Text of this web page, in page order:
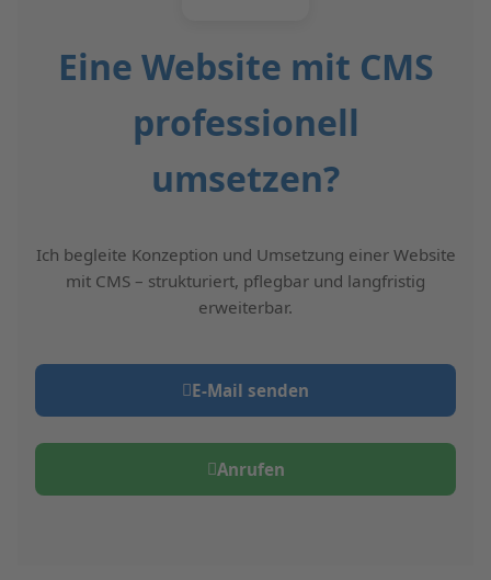
Eine Website mit CMS
professionell
umsetzen?
Ich begleite Konzeption und Umsetzung einer Website
mit CMS – strukturiert, pflegbar und langfristig
erweiterbar.
E‑Mail senden
Anrufen